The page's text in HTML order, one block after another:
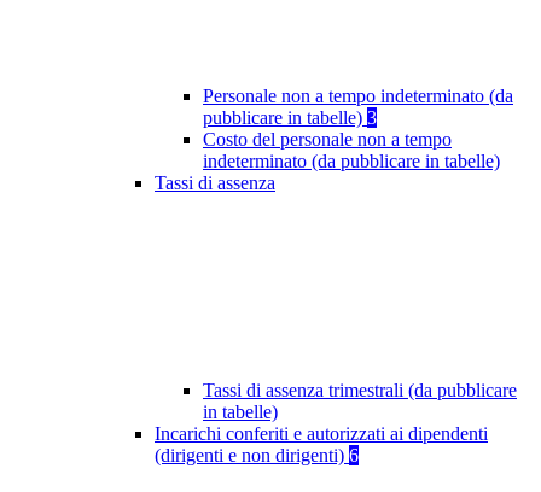
Personale non a tempo indeterminato (da
pubblicare in tabelle) 3
Costo del personale non a tempo
indeterminato (da pubblicare in tabelle)
Tassi di assenza
Tassi di assenza trimestrali (da pubblicare
in tabelle)
Incarichi conferiti e autorizzati ai dipendenti
(dirigenti e non dirigenti) 6